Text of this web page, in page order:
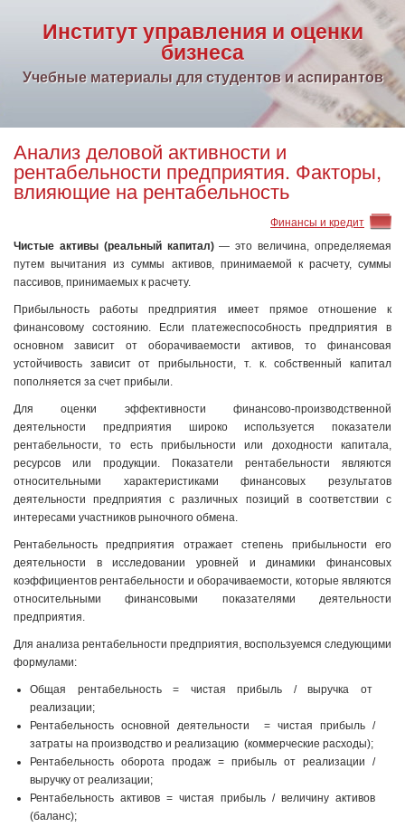
Институт управления и оценки
бизнеса
Учебные материалы для студентов и аспирантов
Анализ деловой активности и
рентабельности предприятия. Факторы,
влияющие на рентабельность
Финансы и кредит
Чистые активы (реальный капитал)— это величина, определяемая
путем вычитания из суммы активов, принимаемой к расчету, суммы
пассивов, принимаемых к расчету.
Прибыльность работы предприятия имеет прямое отношение к
финансовому состоянию. Если платежеспособность предприятия в
основном зависит от оборачиваемости активов, то финансовая
устойчивость зависит от прибыльности, т. к. собственный капитал
пополняется за счет прибыли.
Для оценки эффективности финансово-производственной
деятельности предприятия широко используется показатели
рентабельности, то есть прибыльности или доходности капитала,
ресурсов или продукции. Показатели рентабельности являются
относительными характеристиками финансовых результатов
деятельности предприятия с различных позиций в соответствии с
интересами участников рыночного обмена.
Рентабельность предприятия отражает степень прибыльности его
деятельности в исследовании уровней и динамики финансовых
коэффициентов рентабельности и оборачиваемости, которые являются
относительными финансовыми показателями деятельности
предприятия.
Для анализа рентабельности предприятия, воспользуемся следующими
формулами:
Общая рентабельность = чистая прибыль / выручка от
реализации;
Рентабельность основной деятельности = чистая прибыль /
затраты на производство и реализацию (коммерческие расходы);
Рентабельность оборота продаж = прибыль от реализации /
выручку от реализации;
Рентабельность активов = чистая прибыль / величину активов
(баланс);